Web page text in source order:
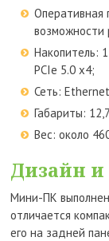
Оперативная
возможности
Накопитель:
PCIe 5.0 x4;
Сеть:
Габариты:
Вес: около
Дизайн и
Мини-ПК
отличается
его на задней